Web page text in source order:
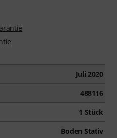
Juli 2020
488116
1 Stück
Boden Stativ